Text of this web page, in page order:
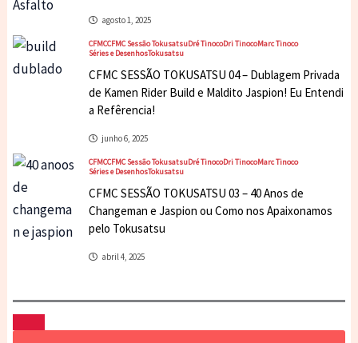
agosto 1, 2025
CFMCCFMC Sessão TokusatsuDré TinocoDri TinocoMarc Tinoco
Séries e DesenhosTokusatsu
CFMC SESSÃO TOKUSATSU 04 – Dublagem Privada
de Kamen Rider Build e Maldito Jaspion! Eu Entendi
a Refêrencia!
junho 6, 2025
CFMCCFMC Sessão TokusatsuDré TinocoDri TinocoMarc Tinoco
Séries e DesenhosTokusatsu
CFMC SESSÃO TOKUSATSU 03 – 40 Anos de
Changeman e Jaspion ou Como nos Apaixonamos
pelo Tokusatsu
abril 4, 2025